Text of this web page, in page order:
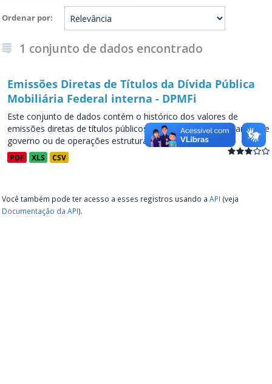
Ordenar por
1 conjunto de dados encontrado
Emissões Diretas de Títulos da Dívida Pública
Mobiliária Federal interna - DPMFi
Este conjunto de dados contém o histórico dos valores de
emissões diretas de títulos públicos, decorrentes de programas de
governo ou de operações estruturadas, a partir de...
PDF XLS CSV
Você também pode ter acesso a esses registros usando a API (veja
Documentação da API).